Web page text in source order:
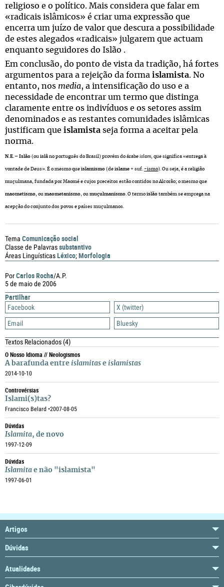
PorCarlos Rocha/A.P.
5 de maio de 2006
Partilhar
Facebook
X (twitter)
Email
Bluesky
Textos Relacionados(4)
O Nosso Idioma // Neologismos
A barafunda entre islamitas e islamistas
2014-10-10
Controvérsias
Islami(s)tas?
Francisco Belard •2007-08-05
Dúvidas
Islamita, de novo
1997-12-09
Dúvidas
Islamita e não "islamista"
1997-06-01
religioso e o político. Mais considera que falar em
«radicais islâmicos» é criar uma expressão que
encerra um juízo de valor que descura a possibilidade
de estes alegados «radicais» julgarem que actuam
enquanto seguidores do Islão .
Em conclusão, do ponto de vista da tradição, há fortes
argumentos para a rejeição da forma islamista. No
entanto, nos media, a intensificação do uso e a
necessidade de encontrar um termo que distinga
claramente entre os indivíduos e os setores assim
denominados e as restantes comunidades islâmicas
justificam que islamista seja forma a aceitar pela
norma.
N.E. – Islão (ou islã no português do Brasil) provém do árabe islam, que significa «entrega à
vontade de Deus». É o mesmo que islamismo (de islame + suf. -ismo). Ou seja, é a religião
muçulmana, fundada por Maomé e cujos preceitos estão contidos no Alcorão; o mesmo que
maometismo, ou maometanismo, ou muçulmanismo. O termo islão também se emprega na
acepção do conjunto dos povos e países muçulmanos.
Tema Comunicação social
Classe de Palavrassubstantivo
Áreas LinguísticasLéxico;Morfologia
Artigos
Dúvidas
Atualidades